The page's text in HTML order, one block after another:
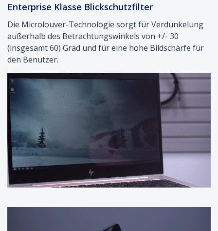
Enterprise Klasse Blickschutzfilter
Die Microlouver-Technologie sorgt für Verdunkelung
außerhalb des Betrachtungswinkels von +/- 30
(insgesamt 60) Grad und für eine hohe Bildschärfe für
den Benutzer.